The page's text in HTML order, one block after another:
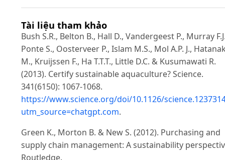
Tài liệu tham khảo
Bush S.R., Belton B., Hall D., Vandergeest P., Murray
Ponte S., Oosterveer P., Islam M.S., Mol A.P. J.,
M., Kruijssen F., Ha T.T.T., Little D.C. & Kusumawati R.
(2013). Certify sustainable aquaculture? Science.
341(6150): 1067-1068.
https://www.science.org/doi/10.1126/
utm_source=chatgpt.com.
Green K., Morton B. & New S. (2012). Purchasing and
supply chain management: A sustainability
Routledge.